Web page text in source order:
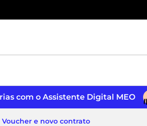
com o Assistente Digital MEO
Voucher e novo contrato